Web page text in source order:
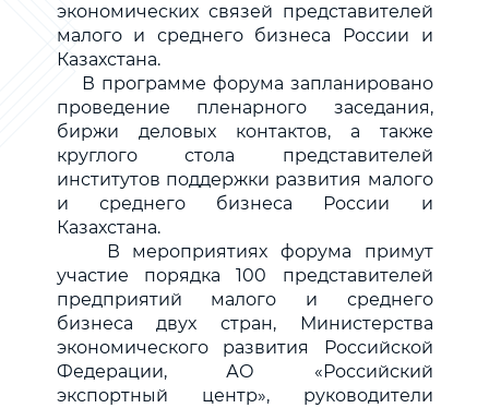
экономических связей представителей
малого и среднего бизнеса России и
Казахстана.
В программе форума запланировано
проведение пленарного заседания,
биржи деловых контактов, а также
круглого стола представителей
институтов поддержки развития малого
и среднего бизнеса России и
Казахстана.
В мероприятиях форума примут
участие порядка 100 представителей
предприятий малого и среднего
бизнеса двух стран, Министерства
экономического развития Российской
Федерации, АО «Российский
экспортный центр», руководители